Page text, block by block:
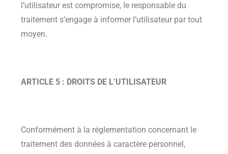
l’utilisateur est compromise, le responsable du
traitement s’engage à informer l’utilisateur par tout
moyen.
ARTICLE 5 : DROITS DE L’UTILISATEUR
Conformément à la réglementation concernant le
traitement des données à caractère personnel,